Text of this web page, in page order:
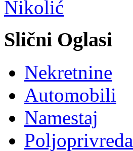
Slični Oglasi
Nekretnine
Automobili
Namestaj
Poljoprivreda